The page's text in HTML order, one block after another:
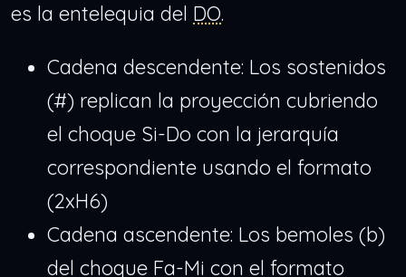
es la entelequia del DO.
Cadena descendente: Los sostenidos
(#) replican la proyección cubriendo
el choque Si-Do con la jerarquía
correspondiente usando el formato
(2xH6)
Cadena ascendente: Los bemoles (b)
del choque Fa-Mi con el formato